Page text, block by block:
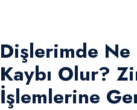
Dişlerimde
Kaybı Olur?
İşlemlerine